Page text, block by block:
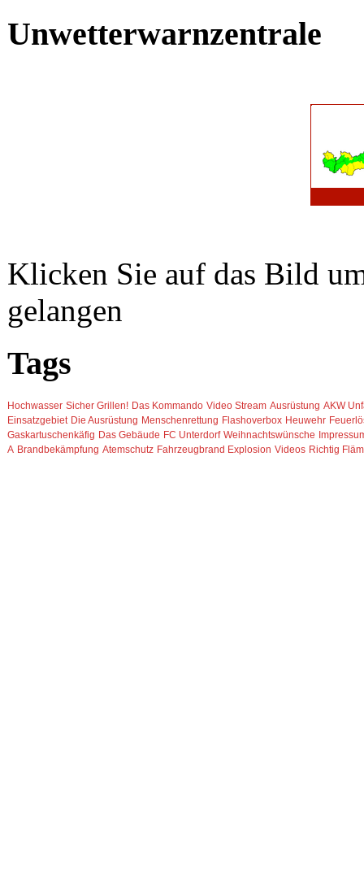
Unwetterwarnzentrale
Klicken Sie auf das Bild
gelangen
Tags
Hochwasser Sicher Grillen! Das Kommando Video Stream Ausrüstung AKW
Einsatzgebiet Die Ausrüstung Menschenrettung Flashoverbox Heuwehr
Gaskartuschenkäfig Das Gebäude FC Unterdorf Weihnachtswünsche
A Brandbekämpfung Atemschutz Fahrzeugbrand Explosion Videos Richtig